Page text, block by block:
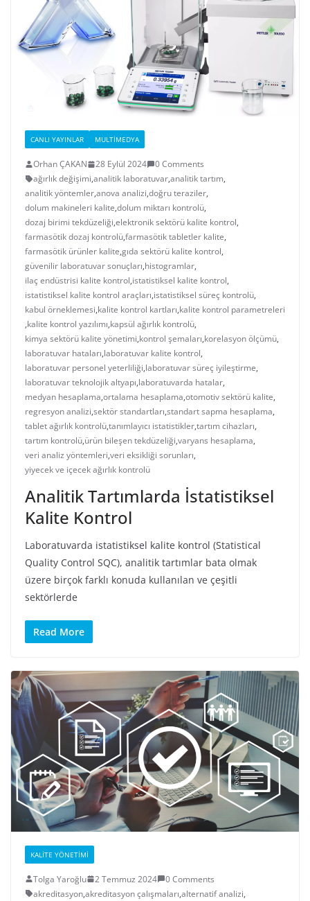
CANLI YAYINLAR MULTIMEDYA
Orhan ÇAKAN 28 Eylül 2024
0 Comments
ağırlık değişimi,analitik laboratuvar,analitik tartım,
analitik yöntemler,anova analizi,doğru teraziler,
dolum makineleri kalite,dolum miktarı kontrolü,
dozaj birimi tekdüzeliği,elektronik sektörü kalite kontrol,
farmasötik dozaj kontrolü,farmasötik tabletler kalite,
farmasötik ürünler kalite,gıda sektörü kalite kontrol,
güvenilir laboratuvar sonuçları,histogramlar,
ilaç endüstrisi kalite kontrol,istatistiksel kalite kontrol,
istatistiksel kalite kontrol araçları,istatistiksel süreç kontrolü,
kabul örneklemesi,kalite kontrol kartları,kalite kontrol parametreleri
,kalite kontrol yazılımı,kapsül ağırlık kontrolü,
kimya sektörü kalite yönetimi,kontrol şemaları,korelasyon ölçümü,
laboratuvar hataları,laboratuvar kalite kontrol,
laboratuvar personel yeterliliği,laboratuvar süreç iyileştirme,
laboratuvar teknolojik altyapı,laboratuvarda hatalar,
medyan hesaplama,ortalama hesaplama,otomotiv sektörü kalite,
regresyon analizi,sektör standartları,standart sapma hesaplama,
tablet ağırlık kontrolü,tanımlayıcı istatistikler,tartım cihazları,
tartım kontrolü,ürün bileşen tekdüzeliği,varyans hesaplama,
veri analiz yöntemleri,veri eksikliği sorunları,
yiyecek ve içecek ağırlık kontrolü
Analitik Tartımlarda İstatistiksel
Kalite Kontrol
Laboratuvarda istatistiksel kalite kontrol (Statistical
Quality Control SQC), analitik tartımlar bata olmak
üzere birçok farklı konuda kullanılan ve çeşitli
sektörlerde
Read More
KALITE YÖNETIMI
Tolga Yaroğlu 2 Temmuz 2024
0 Comments
akreditasyon,akreditasyon çalışmaları,alternatif analizi,